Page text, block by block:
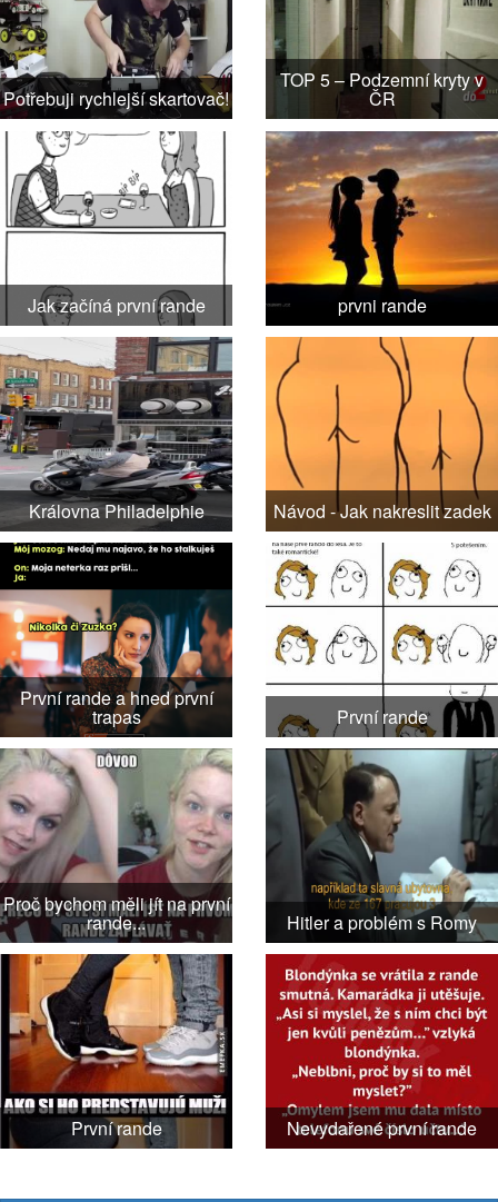
Potřebuji rychlejší skartovač!
TOP 5 – Podzemní kryty v
ČR
Jak začíná první rande prvni rande
Královna Philadelphie Návod - Jak nakreslit zadek
První rande a hned první
trapas První rande
Proč bychom měli jít na první
rande... Hitler a problém s Romy
První rande Nevydařené první rande